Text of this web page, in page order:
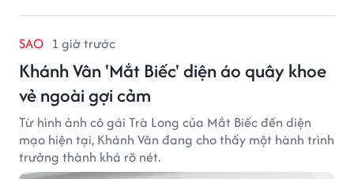
SAO 1 giờ trước
Khánh Vân 'Mắt Biếc' diện áo quây khoe
vẻ ngoài gợi cảm
Từ hình ảnh cô gái Trà Long của Mắt Biếc đến diện
mạo hiện tại, Khánh Vân đang cho thấy một hành trình
trưởng thành khá rõ nét.